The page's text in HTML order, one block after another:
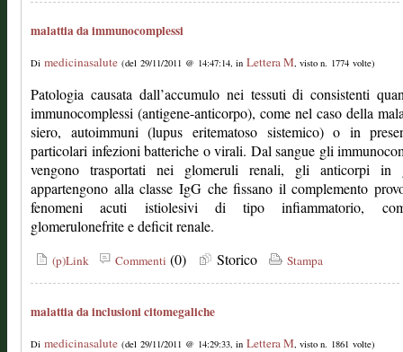
malattia da immunocomplessi
Di medicinasalute (del 29/11/2011 @ 14:47:14, in Lettera M, visto n. 1774 volte)
Patologia causata dall’accumulo nei tessuti di consistenti
immunocomplessi (antigene-anticorpo), come nel caso della
siero, autoimmuni (lupus eritematoso sistemico) o in
particolari infezioni batteriche o virali. Dal sangue gli
vengono trasportati nei glomeruli renali, gli anticorpi in
appartengono alla classe IgG che fissano il complemento
fenomeni acuti istiolesivi di tipo infiammatorio,
glomerulonefrite e deficit renale.
(p)Link Commenti (0) Storico Stampa
malattia da inclusioni citomegaliche
Di medicinasalute (del 29/11/2011 @ 14:29:33, in Lettera M, visto n. 1861 volte)